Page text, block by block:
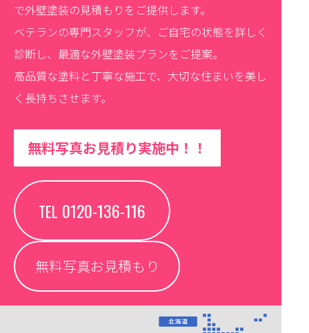
で外壁塗装の見積もりをご提供します。
ベテランの専門スタッフが、ご自宅の状態を詳しく
診断し、最適な外壁塗装プランをご提案。
高品質な塗料と丁寧な施工で、大切な住まいを美し
く長持ちさせます。
無料写真お見積り実施中！！
TEL 0120-136-116
無料写真お見積もり